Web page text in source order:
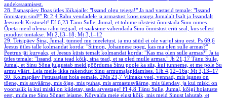
andekssaamisest.
28. Esmaspäev Boas ütles lõikajaile: "Issand olgu teiega!" Ja nad vastasid temale: "Issand
õnnistagu sind!" Rt 2,4 Rahu vendadele ja armastust koos usuga Jumalalt Isalt ja Issandalt
Jeesuselt Kristuselt! Ef 6,23 Tänu Sulle, Jumal, et tohime üksteist õnnistada Sinu nimes.
Õpeta meid olema rahu tegijad, et saaksime vahendada Sinu õnnistust eriti seal, kus sellest
puudust tuntakse. Mt 2,13–18; Mt 3,1–12
29. Teisipäev Sina, Jumal, tunned mu meeletust, ja mu süüd ei ole varjul sinu eest. Ps 69,6
Jeesus ütles talle kolmandat korda: "Siimon, Johannese poeg, kas ma olen sulle armas?"
Peetrus jäi kurvaks, et Jeesus küsis temalt kolmandat korda: "Kas ma olen sulle armas?" Ja ta
ütles temale: "Issand, sina tead kõik, sina tead, et sa oled mulle armas." Jh 21,17 Tänu Sulle,
Jumal, et Sinu Sõna julgustab meid pöörduma Sinu poole ka siis, kui tunneme, et me pole Su
armu väärt. Leia meile ikka rakendust Sinu armumajapidamises. 1Jh 4,12–16a; Mt 3,13–17
30. Kolmapäev Pettusasjast hoia eemale. 2Ms 23,7 Viimaks veel, vennad, mis iganes on
tõene, mis auväärne, mis õige, mis puhas, mis armastusväärne, mis ülendav, ja kui miski on
vooruslik ja kui miski on kiidetav, seda arvestage! Fl 4,8 Tänu Sulle, Jumal, kõigi hoiatuste
eest, mida me Sinu Sõnast leiame. Kõrvalda meie elust kõik, mis meid Sinust lahutab, et